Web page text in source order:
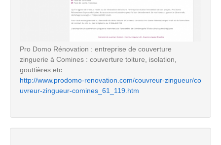
Pro Domo Rénovation : entreprise de couverture
zinguerie à Comines : couverture toiture, isolation,
gouttières etc
http://www.prodomo-renovation.com/couvreur-zingueur/co
uvreur-zingueur-comines_61_119.htm